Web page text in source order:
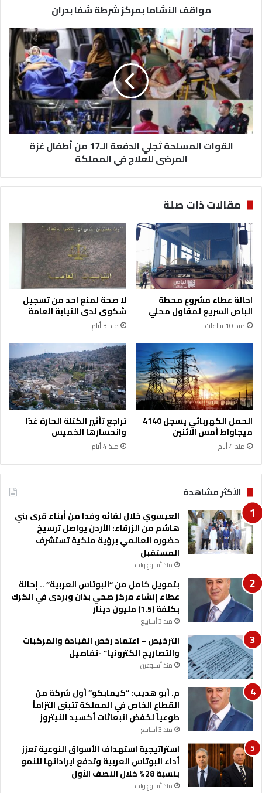
ا
ب
م
ز
ش
ط
ا
د
ن
مواقف النشاما بمركز شرطة شفا بدران
ا
ل
ق
و
ت
ا
م
ة
ج
ي
ا
د
ف
ع
ة
ا
ل
ـ
7
م
ن
أ
ط
ف
ا
ل
غ
ز
ة
ا
ل
م
ر
ض
ل
ل
ل
ا
ج
ف
ي
ا
ل
م
ل
ك
ة
القوات المسلحة تُجلي الدفعة الـ17 من أطفال غزة
المرضى للعلاج في المملكة
مقالات ذات صلة
احالة عطاء مشروع محطة
الباص السريع لمقاول محلي
منذ 10 ساعات
لا صحة لمنع احد من تسجيل
شكوى لدى النيابة العامة
منذ 3 أيام
الحمل الكهربائي يسجل 4140
ميجاواط أمس الاثنين
منذ 4 أيام
تراجع تأثير الكتلة الحارة غدًا
وانحسارها الخميس
منذ 4 أيام
الأكثر مشاهدة
العيسوي خلال لقائه وفدا من أبناء قرى بني
هاشم من الزرقاء: الأردن يواصل ترسيخ
حضوره العالمي برؤية ملكية تستشرف
المستقبل
منذ أسبوع واحد
بتمويل كامل من “البوتاس العربية” .. إحالة
عطاء إنشاء مركز صحي بذان وبردى في الكرك
بكلفة (1.5) مليون دينار
منذ 3 أسابيع
الترخيص – اعتماد رخص القيادة والمركبات
والتصاريح الكترونيا” -تفاصيل
منذ أسبوعين
م. أبو هديب: “كيمابكو” أول شركة من
القطاع الخاص في المملكة تتبنى التزاماً
طوعياً لخفض انبعاثات أكسيد النيتروز
منذ 3 أسابيع
استراتيجية استهداف الأسواق النوعية تعزز
أداء البوتاس العربية وتدفع ايراداتها للنمو
بنسبة 28% خلال النصف الأول
منذ أسبوع واحد